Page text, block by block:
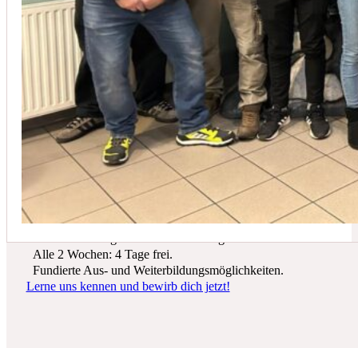
In der Regel empfehlen wir eine Wartung mindestens einmal
Du suchst einen zukunftssicheren Arbeitsplatz? Bei Schicker Technik
erwarten dich spannende Projekte, ein freundliches Team und beste
Entwicklungsmöglichkeiten.
Wir bieten dir:
Ein sicherer Arbeitsplatz in einer krisenfesten Branche.
Alle 2 Wochen: 4 Tage frei.
Fundierte Aus- und Weiterbildungsmöglichkeiten.
Lerne uns kennen und bewirb dich jetzt!